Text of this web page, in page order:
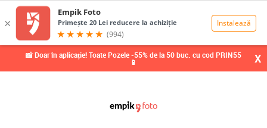
📸 Doar în aplicație! Toate Pozele -55% de la 50 buc. cu cod PRIN55
📱 X